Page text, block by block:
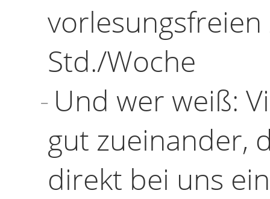
Std./Woche
Und wer weiß:
gut zueinander,
direkt bei uns